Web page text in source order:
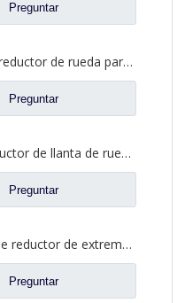
Preguntar
Conjunto de reductor de rueda para Dongfeng Liuqi Balong Fangsheng Axle Auto Truck Repuestos JY2405R043-054-LQ
Preguntar
Conjunto reductor de llanta de rueda para Dongfeng t-lift Kinland Dena Axle Auto repuestos 2405010-ZH04D
Preguntar
Ensamblaje de reductor de extremo de rueda para Dongfeng T-lift Dena Axle Auto Repuestos 2405ZHS01-010
Preguntar